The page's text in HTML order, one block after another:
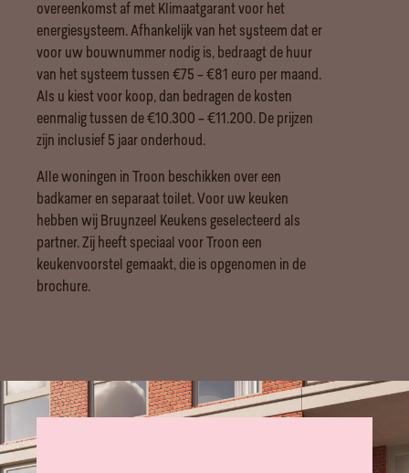
overeenkomst af met Klimaatgarant voor het
energiesysteem. Afhankelijk van het systeem dat er
voor uw bouwnummer nodig is, bedraagt de huur
van het systeem tussen €75 – €81 euro per maand.
Als u kiest voor koop, dan bedragen de kosten
eenmalig tussen de €10.300 – €11.200. De prijzen
zijn inclusief 5 jaar onderhoud.
Alle woningen in Troon beschikken over een
badkamer en separaat toilet. Voor uw keuken
hebben wij Bruynzeel Keukens geselecteerd als
partner. Zij heeft speciaal voor Troon een
keukenvoorstel gemaakt, die is opgenomen in de
brochure.